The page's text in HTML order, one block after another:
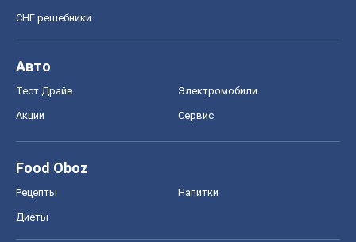
СНГ решебники
Авто
Тест Драйв Электромобили
Акции Сервис
Food Oboz
Рецепты Напитки
Диеты